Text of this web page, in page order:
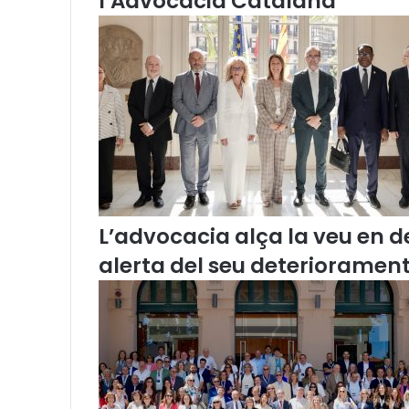
l
a
C
o
m
s
s
i
ó
d
e
L
e
n
g
a
(
O
L’advocacia alça la veu en
alerta del seu